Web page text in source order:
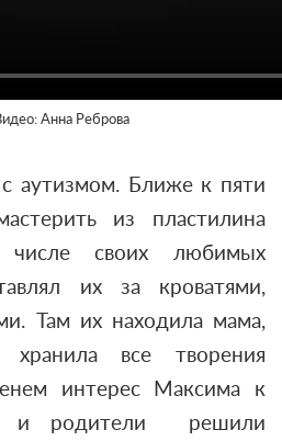
Анна Реброва
аутизмом. Ближе к пяти
из пластилина
своих любимых
их за кроватями,
Там их находила мама,
хранила все творения
интерес Максима к
и родители решили